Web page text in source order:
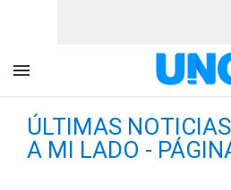
ÚLTIMAS
A MI LADO -